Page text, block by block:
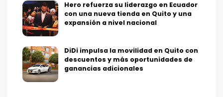
Hero refuerza su liderazgo en Ecuador
con una nueva tienda en Quito y una
expansión a nivel nacional
DiDi impulsa la movilidad en Quito con
descuentos y más oportunidades de
ganancias adicionales